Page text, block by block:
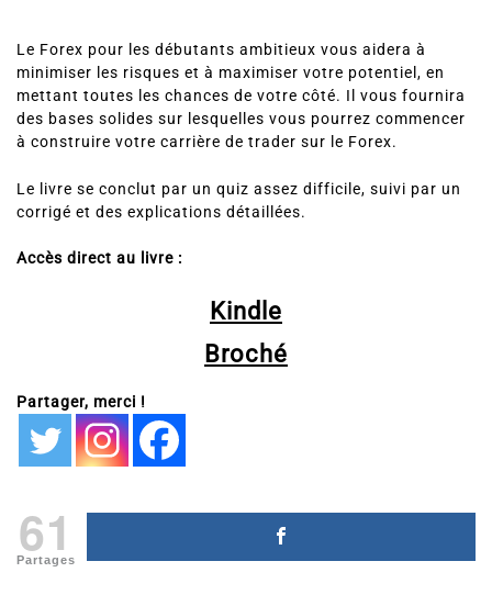
Le Forex pour les débutants ambitieux vous aidera à
minimiser les risques et à maximiser votre potentiel, en
mettant toutes les chances de votre côté. Il vous fournira
des bases solides sur lesquelles vous pourrez commencer
à construire votre carrière de trader sur le Forex.
Le livre se conclut par un quiz assez difficile, suivi par un
corrigé et des explications détaillées.
Accès direct au livre :
Kindle
Broché
Partager, merci !
61
Partages